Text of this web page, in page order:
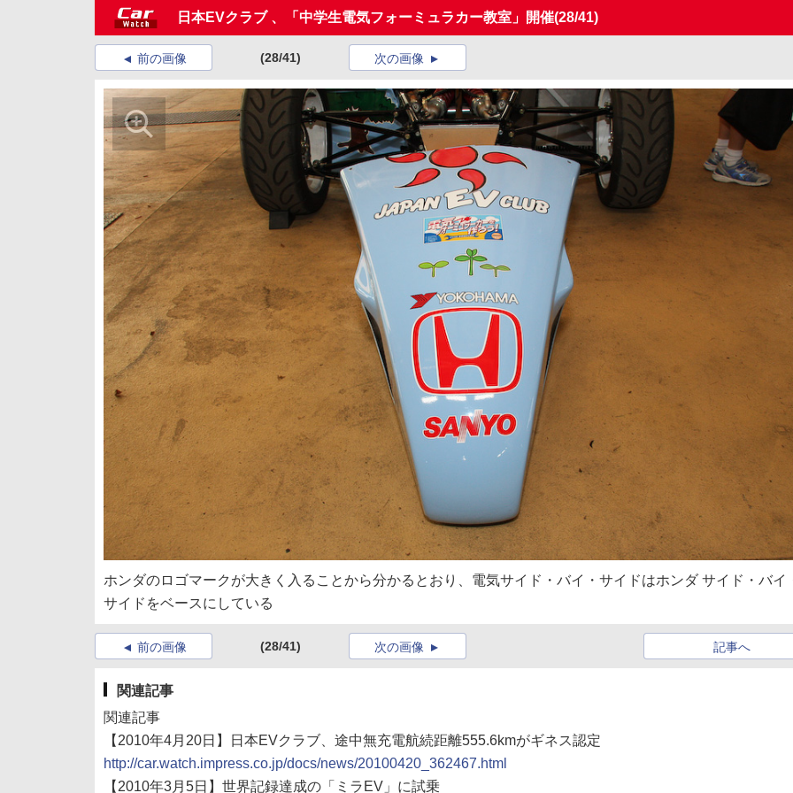
日本EVクラブ 、「中学生電気フォーミュラカー教室」開催(28/41)
前の画像 (28/41) 次の画像
ホンダのロゴマークが大きく入ることから分かるとおり、電気サイド・バイ・サイドはホンダ サイド・バイ
サイドをベースにしている
前の画像 (28/41) 記事へ
次の画像
関連記事
関連記事
【2010年4月20日】日本EVクラブ、途中無充電航続距離555.6kmがギネス認定
http://car.watch.impress.co.jp/docs/news/20100420_362467.html
【2010年3月5日】世界記録達成の「ミラEV」に試乗